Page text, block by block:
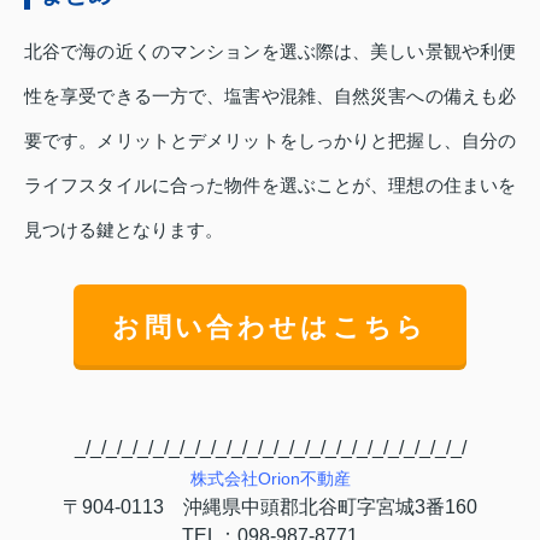
北谷で海の近くのマンションを選ぶ際は、美しい景観や利便
性を享受できる一方で、塩害や混雑、自然災害への備えも必
要です。メリットとデメリットをしっかりと把握し、自分の
ライフスタイルに合った物件を選ぶことが、理想の住まいを
見つける鍵となります。
お問い合わせはこちら
_/_/_/_/_/_/_/_/_/_/_/_/_/_/_/_/_/_/_/_/_/_/_/_/_/
株式会社Orion不動産
〒 904-0113 沖縄県中頭郡北谷町字宮城3番160